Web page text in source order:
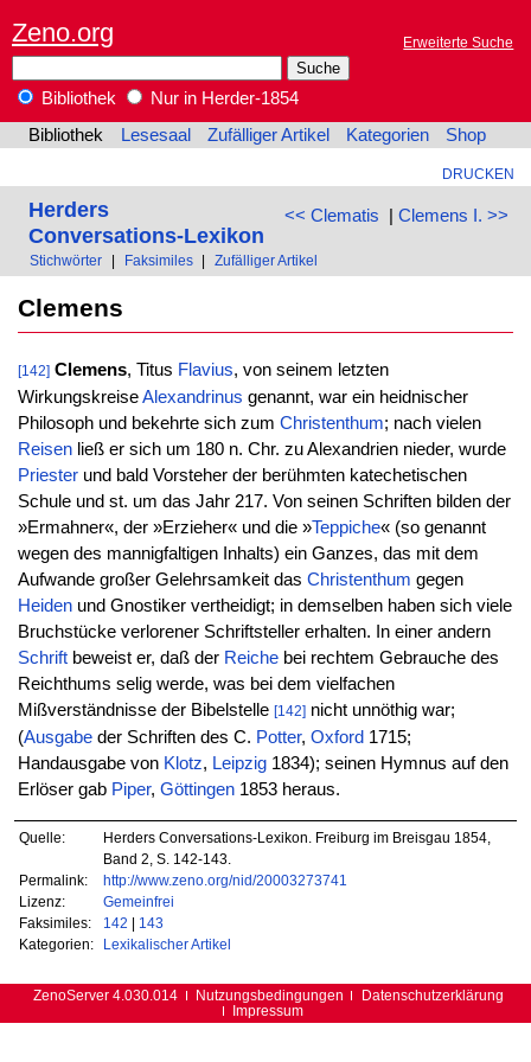
Zeno.org Erweiterte Suche
Bibliothek
Nur in Herder-1854
Bibliothek
Lesesaal Zufälliger Artikel Kategorien Shop
DRUCKEN
<< Clematis | Clemens I. >>
Herders
Conversations-Lexikon
Stichwörter Faksimiles Zufälliger Artikel
Clemens
[142] Clemens, Titus Flavius, von seinem letzten
WirkungskreiseAlexandrinus genannt, war ein heidnischer
Philosoph und bekehrte sich zum Christenthum; nach vielen
Reisenließ er sich um 180 n. Chr. zu Alexandrien nieder, wurde
Priesterund bald Vorsteher der berühmten katechetischen
Schule und st. um das Jahr 217. Von seinen Schriften bilden der
»Ermahner«, der »Erzieher« und die »Teppiche« (so genannt
wegen des mannigfaltigen Inhalts) ein Ganzes, das mit dem
Aufwande großer Gelehrsamkeit das Christenthum gegen
Heidenund Gnostiker vertheidigt; in demselben haben sich viele
Bruchstücke verlorener Schriftsteller erhalten. In einer andern
Schriftbeweist er, daß der Reichebei rechtem Gebrauche des
Reichthums selig werde, was bei dem vielfachen
Mißverständnisse der Bibelstelle [142]nicht unnöthig war;
(Ausgabeder Schriften des C. Potter, Oxford 1715;
Handausgabe von Klotz, Leipzig1834); seinen Hymnus auf den
Erlöser gab Piper, Göttingen1853 heraus.
Quelle:
Herders Conversations-Lexikon. Freiburg im Breisgau 1854,
Band 2, S. 142-143.
Permalink:
http://www.zeno.org/nid/20003273741
Lizenz:
Gemeinfrei
Faksimiles:
142 | 143
Kategorien:
Lexikalischer Artikel
ZenoServer 4.030.014 Nutzungsbedingungen
Datenschutzerklärung
Impressum